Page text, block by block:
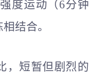
度运动（6分钟
结合。
，短暂但剧烈的